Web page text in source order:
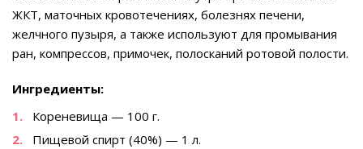
ЖКТ, маточных кровотечениях, болезнях печени,
желчного пузыря, а также используют для промывания
ран, компрессов, примочек, полосканий ротовой полости.
Ингредиенты:
Кореневища — 100 г.
Пищевой спирт (40%) — 1 л.